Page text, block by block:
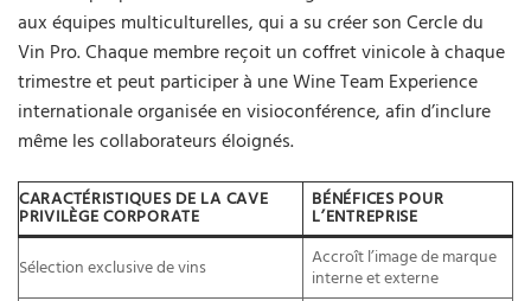
aux équipes multiculturelles, qui a su créer son Cercle du
Vin Pro. Chaque membre reçoit un coffret vinicole à chaque
trimestre et peut participer à une Wine Team Experience
internationale organisée en visioconférence, afin d’inclure
même les collaborateurs éloignés.
CARACTÉRISTIQUES DE LA CAVE
PRIVILÈGE CORPORATE
BÉNÉFICES POUR
L’ENTREPRISE
Sélection exclusive de vins
Accroît l’image de marque
interne et externe